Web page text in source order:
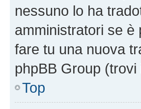
nessuno lo ha
amministratori se è
fare tu una nuova
phpBB Group
Top